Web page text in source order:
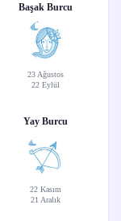
Başak Burcu
23 Ağustos
22 Eylül
Yay Burcu
22 Kasım
21 Aralık